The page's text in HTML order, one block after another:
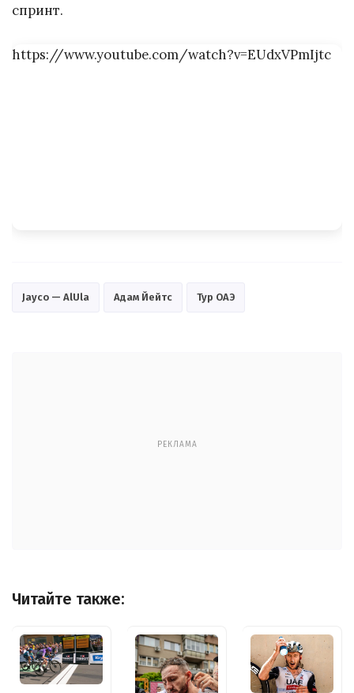
спринт.
https://www.youtube.com/watch?v=EUdxVPmIjtc
Jayco — AlUla Адам Йейтс Тур ОАЭ
РЕКЛАМА
Читайте также: